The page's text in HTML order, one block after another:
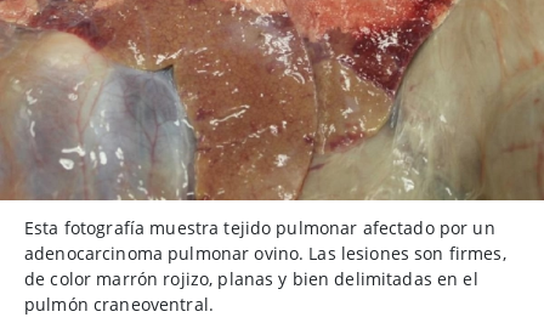
Esta fotografía muestra tejido pulmonar afectado por un
adenocarcinoma pulmonar ovino. Las lesiones son firmes,
de color marrón rojizo, planas y bien delimitadas en el
pulmón craneoventral.